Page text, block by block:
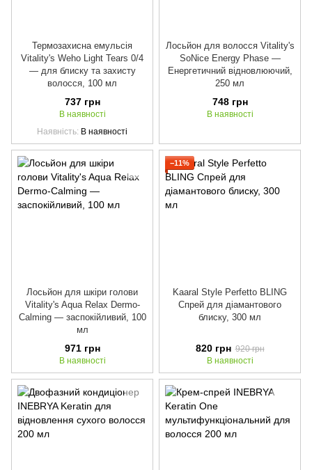
Термозахисна емульсія
Vitality's Weho Light Tears 0/4
— для блиску та захисту
волосся, 100 мл
737 грн
В наявності
Наявність В наявності
Лосьйон для волосся Vitality's
SoNice Energy Phase —
Енергетичний відновлюючий,
250 мл
748 грн
В наявності
Лосьйон для шкіри голови
Vitality's Aqua Relax Dermo-
Calming — заспокійливий, 100
мл
971 грн
В наявності
−11%
Kaaral Style Perfetto BLING
Спрей для діамантового
блиску, 300 мл
820 грн 920 грн
В наявності